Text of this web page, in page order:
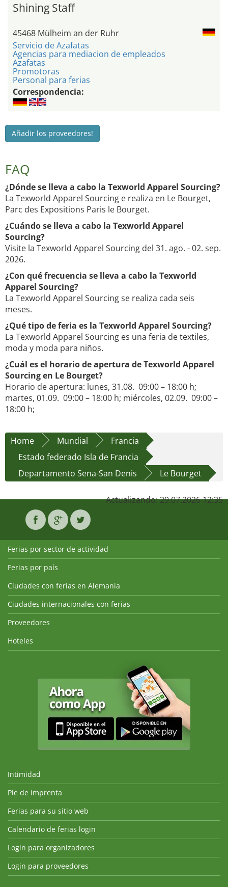
Shining Staff
45468 Mülheim an der Ruhr
Servicio de Azafatas
Agencias para mediacion de empleados
Azafatas
Promotoras
Personal para ferias
Correspondencia:
Añadir los proveedores!
FAQ
¿Dónde se lleva a cabo la Texworld Apparel Sourcing?
La Texworld Apparel Sourcing e realiza en Le Bourget,
Parc des Expositions Paris le Bourget.
¿Cuándo se lleva a cabo la Texworld Apparel
Sourcing?
Visite la Texworld Apparel Sourcing del 31. ago. - 02. sep.
2026.
¿Con qué frecuencia se lleva a cabo la Texworld
Apparel Sourcing?
La Texworld Apparel Sourcing se realiza cada seis
meses.
¿Qué tipo de feria es la Texworld Apparel Sourcing?
La Texworld Apparel Sourcing es una feria de textiles,
moda y moda para niños.
¿Cuál es el horario de apertura de Texworld Apparel
Sourcing en Le Bourget?
Horario de apertura: lunes, 31.08. 09:00 – 18:00 h;
martes, 01.09. 09:00 – 18:00 h; miércoles, 02.09. 09:00 –
18:00 h;
Home Mundial
Francia
Estado federado Isla de Francia
Departamento Sena-San Denis
Le Bourget
Actualizando: 29.07.2026 12:35
Ferias por sector de actividad
Ferias por país
Ciudades con ferias en Alemania
Ciudades internacionales con ferias
Proveedores
Hoteles
Intimidad
Pie de imprenta
Ferias para su sitio web
Calendario de ferias login
Login para organizadores
Login para proveedores